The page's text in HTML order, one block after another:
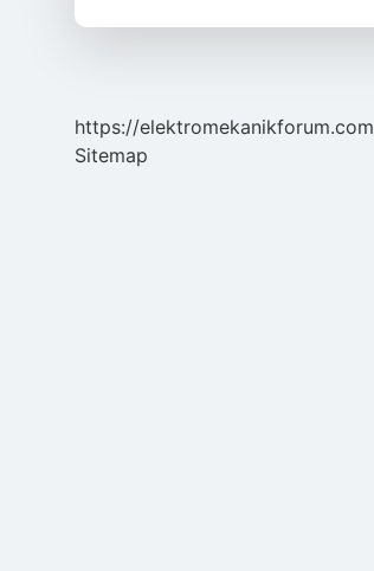
https://elektromekanikforum.com
Sitemap